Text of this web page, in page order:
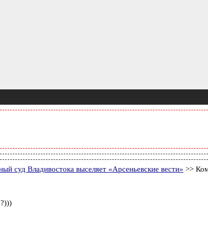
суд Владивостока выселяет «Арсеньевские вести» >>